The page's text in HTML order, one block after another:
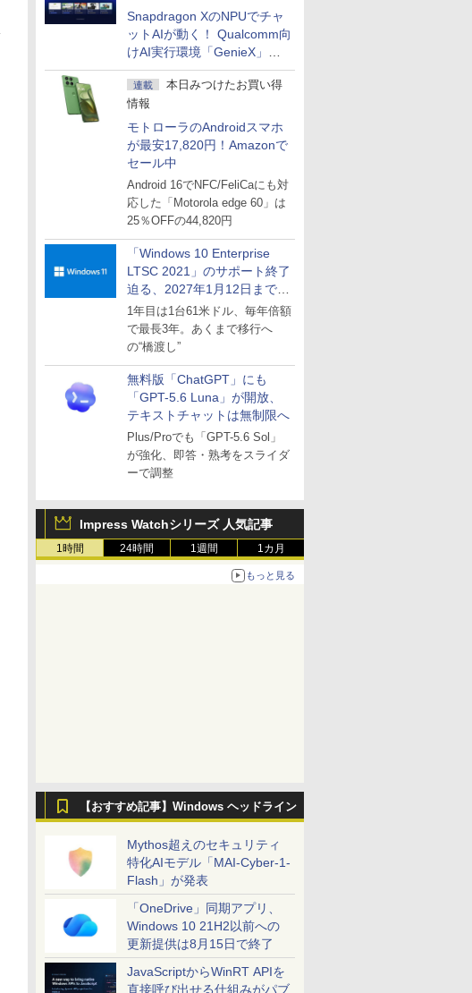
Snapdragon XのNPUでチャ
ットAIが動く！ Qualcomm向
けAI実行環境「GenieX」を
試してみた
連載
本日みつけたお買い得
情報
モトローラのAndroidスマホ
が最安17,820円！Amazonで
セール中
Android 16でNFC/FeliCaにも対
応した「Motorola edge 60」は
25％OFFの44,820円
「Windows 10 Enterprise
LTSC 2021」のサポート終了
迫る、2027年1月12日まで
～ESUは9月1日から販売
1年目は1台61米ドル、毎年倍額
で最長3年。あくまで移行へ
の“橋渡し”
無料版「ChatGPT」にも
「GPT-5.6 Luna」が開放、
テキストチャットは無制限へ
Plus/Proでも「GPT-5.6 Sol」
が強化、即答・熟考をスライダ
ーで調整
Impress Watchシリーズ 人気記事
1時間 24時間 1週間 1カ月
もっと見る
【おすすめ記事】Windows ヘッドライン
Mythos超えのセキュリティ
特化AIモデル「MAI-Cyber-1-
Flash」が発表
「OneDrive」同期アプリ、
Windows 10 21H2以前への
更新提供は8月15日で終了
JavaScriptからWinRT APIを
直接呼び出せる仕組みがパブ